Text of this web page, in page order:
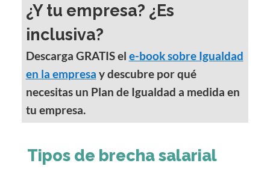
¿Y tu empresa? ¿Es
inclusiva?
Descarga GRATIS el e-book sobre Igualdad
en la empresa y descubre por qué
necesitas un Plan de Igualdad a medida en
tu empresa.
Tipos de brecha salarial